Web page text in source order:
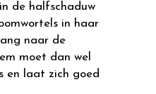
de halfschaduw
in haar
naar de
moet dan wel
en laat zich goed